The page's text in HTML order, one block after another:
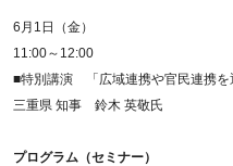
6月1日（金）
11:00～12:00
■特別講演 「広域連携や官民連携を
三重県 知事 鈴木 英敬氏
プログラム（セミナー）